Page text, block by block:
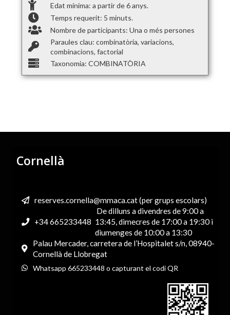
Edat mínima: a partir de 6 anys.
Temps requerit: 5 minuts.
Nombre de participants: Una o més persones
Paraules clau: combinatòria, variacions,
combinacions, factorial
Taxonomia: COMBINATÒRIA
Cornellà
reserves.cornella@mmaca.cat (per grups escolars)
+34 665233448
De dilluns a divendres de 9:00 a
13:45, dimecres de 17:00 a 19:30 i
diumenges de 10:00 a 13:30
Palau Mercader, carretera de l’Hospitalet s/n, 08940-
Cornellà de Llobregat
Whatsapp 665233448 o capturant el codi QR